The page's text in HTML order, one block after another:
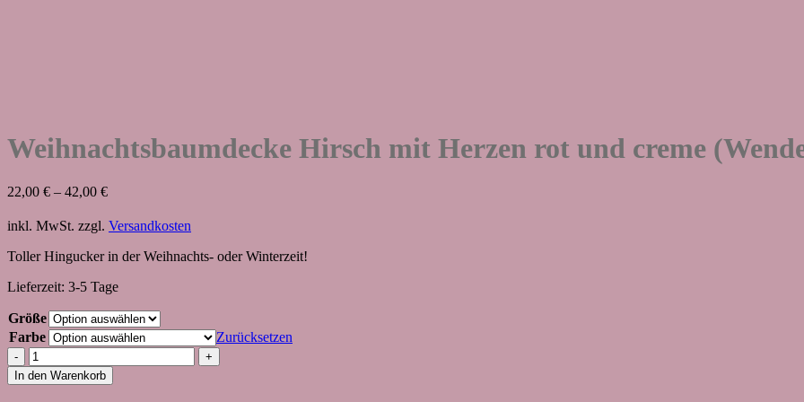
Weihnachtsbaumdecke Hirsch mit Herzen rot und creme
22,00 € – 42,00 €
inkl. MwSt. zzgl. Versandkosten
Toller Hingucker in der Weihnachts- oder Winterzeit!
Lieferzeit: 3-5 Tage
Größe
Farbe
Zurücksetzen
Weihnachtsbaumdecke
Hirsch
mit
In den Warenkorb